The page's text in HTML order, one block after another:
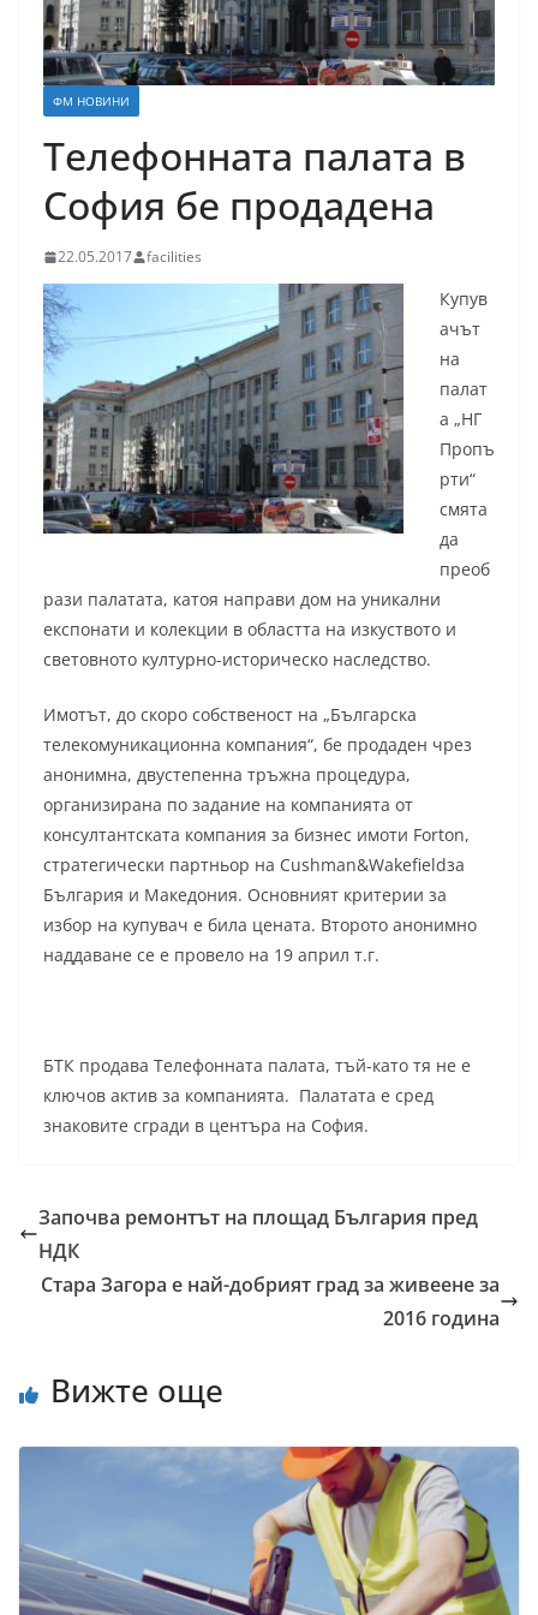
ФМ НОВИНИ
Телефонната палата в
София бе продадена
22.05.2017 facilities
Купув
ачът
на
палат
а „НГ
Пропъ
рти“
смята
да
преоб
рази палатата, катоя направи дом на уникални
експонати и колекции в областта на изкуството и
световното културно-историческо наследство.
Имотът, до скоро собственост на „Българска
телекомуникационна компания“, бе продаден чрез
анонимна, двустепенна тръжна процедура,
организирана по задание на компанията от
консултантската компания за бизнес имоти Forton,
стратегически партньор на Cushman&Wakefieldза
България и Македония. Основният критерии за
избор на купувач е била цената. Второто анонимно
наддаване се е провело на 19 април т.г.
БТК продава Телефонната палата, тъй-като тя не е
ключов актив за компанията. Палатата е сред
знаковите сгради в центъра на София.
Започва ремонтът на площад България пред
НДК
Стара Загора е най-добрият град за живеене за
2016 година
Вижте още